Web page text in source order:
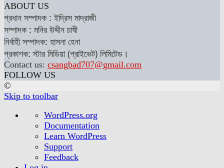
ABOUT US
প্রধান সম্পাদক : ইদ্রিস মাদ্রাজী
সম্পাদক : মনির উদ্দীন চাষী
নির্বাহী সম্পাদক: হাসনা হেনা
প্রকাশক: স্টার মিডিয়া (প্রাইভেট) লিমিটেড।
Contact us: csangbad707@gmail.com
FOLLOW US
©
Skip to toolbar
About
WordPress
WordPress.org
Documentation
Learn WordPress
Support
Feedback